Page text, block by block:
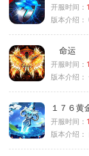
开服时间：
版本介绍：
命运
开服时间：
版本介绍：
１７６黄
开服时间：
版本介绍：